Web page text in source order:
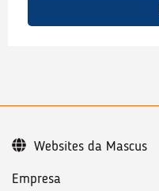
Empresa
Websites da Mascus